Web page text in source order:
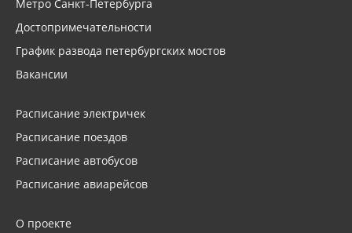
Метро Санкт-Петербурга
Достопримечательности
График развода петербургских мостов
Вакансии
Расписание электричек
Расписание поездов
Расписание автобусов
Расписание авиарейсов
О проекте